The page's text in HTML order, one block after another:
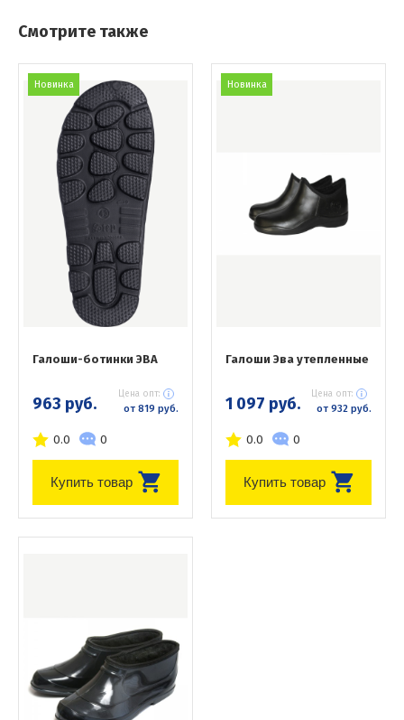
Смотрите также
Новинка
Галоши-ботинки ЭВА
963 руб. Цена опт:
от 819 руб.
0.0 0
Купить товар
Новинка
Галоши Эва утепленные
1 097 руб. Цена опт:
от 932 руб.
0.0 0
Купить товар